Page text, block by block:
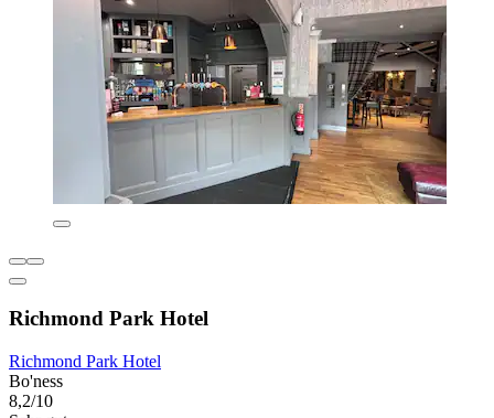
Richmond Park Hotel
Richmond Park Hotel
Bo'ness
8,2/10